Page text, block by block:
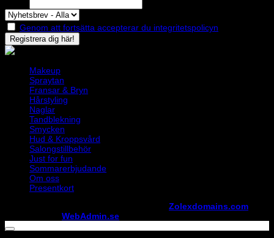
Genom att fortsätta accepterar du integritetspolicyn
Makeup
Spraytan
Fransar & Bryn
Hårstyling
Naglar
Tandblekning
Smycken
Hud & Kroppsvård
Salongstillbehör
Just for fun
Sommarerbjudande
Om oss
Presentkort
Zolexdomains.com
WebAdmin.se